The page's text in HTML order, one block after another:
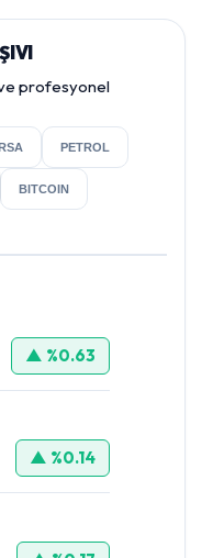
ve profesyonel
PETROL
BITCOIN
▲ %0.63
▲ %0.14